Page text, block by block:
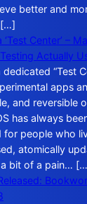
better and
[…]
Center’ –
Actually
“Test
apps
and reversible
has always
people who
atomically
a bit of a pain…